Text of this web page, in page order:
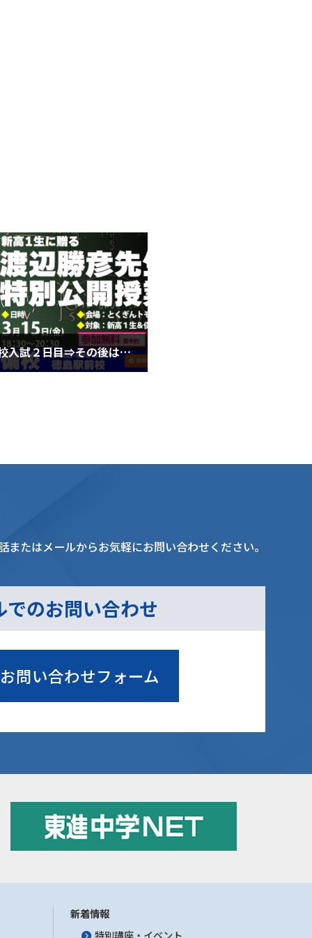
今日は高校入試２日目⇒その後は高１生へ！（３月６日水曜日）
またはメールからお気軽にお問い合わせください。
でのお問い合わせ
お問い合わせフォーム
新着情報